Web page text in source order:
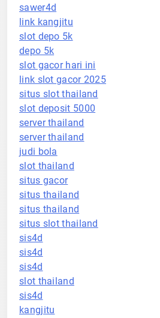
sawer4d
link kangjitu
slot depo 5k
depo 5k
slot gacor hari ini
link slot gacor 2025
situs slot thailand
slot deposit 5000
server thailand
server thailand
judi bola
slot thailand
situs gacor
situs thailand
situs thailand
situs slot thailand
sis4d
sis4d
sis4d
slot thailand
sis4d
kangjitu